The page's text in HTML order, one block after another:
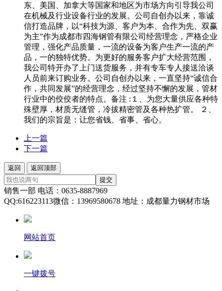
东、美国、加拿大等国家和地区为市场方向引导我公司
在机械及行业设备行业的发展。公司自创办以来，靠诚
信打造品牌，以“科技为源、客户为本、合作为先、双赢
为主”作为成都市四海钢管有限公司经营理念，严格企业
管理，强化产品质量，一流的设备为客户生产一流的产
品，一的独特优势。为更好的服务客户扩大经营范围，
我公司特开办了上门送货服务，并有专车专人接送洽谈
人员前来订购业务。公司自创办以来，一直坚持“诚信合
作，共同发展”的经营理念，经过坚持不懈的发展，管材
行业中的佼佼者的特点。备注 :１、为您大量供应各种特
殊壁厚，材质无缝管，冷拔精密管及各种热扩管。 ２、
我们的宗旨是：让您省钱、省事、省心。
上一篇
下一篇
返回
返回顶部
提交
销售一部 电话：0635-8887969
QQ:616223113微信：13969580678 地址：成都量力钢材市场
网站首页
一键拨号